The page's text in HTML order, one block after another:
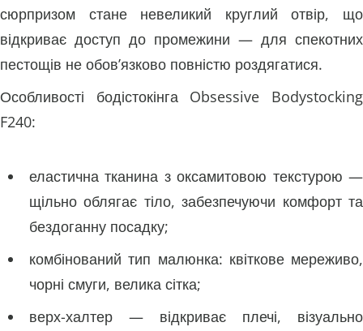
сюрпризом стане невеликий круглий отвір, що
відкриває доступ до промежини — для спекотних
пестощів не обов’язково повністю роздягатися.
Особливості бодістокінга Obsessive Bodystocking
F240:
еластична тканина з оксамитовою текстурою —
щільно облягає тіло, забезпечуючи комфорт та
бездоганну посадку;
комбінований тип малюнка: квіткове мереживо,
чорні смуги, велика сітка;
верх-халтер — відкриває плечі, візуально